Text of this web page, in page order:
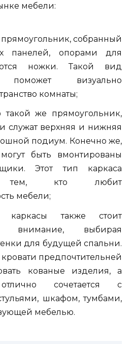
мебели:
собранный
панелей, опорами для
ножки. Такой вид
поможет визуально
комнаты;
такой же прямоугольник,
служат верхняя и нижняя
подиум. Конечно же,
быть вмонтированы
Этот тип каркаса
тем, кто любит
мебели;
каркасы также стоит
внимание, выбирая
для будущей спальни.
кровати предпочтительней
кованые изделия, а
сочетается с
шкафом, тумбами,
мебелью.